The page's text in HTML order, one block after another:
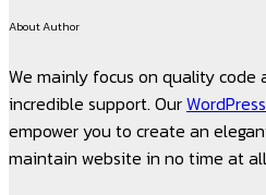
About Author
We mainly focus on quality code
incredible support. Our
empower you to create an
maintain website in no time at